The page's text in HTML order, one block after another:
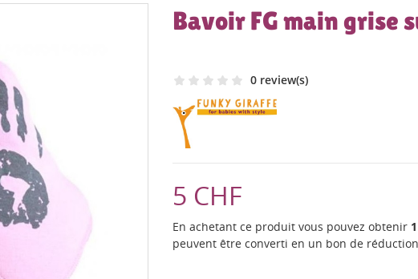
Bavoir FG main grise
0 review(s)
5 CHF
En achetant ce produit vous pouvez obtenir 1
peuvent être converti en un bon de